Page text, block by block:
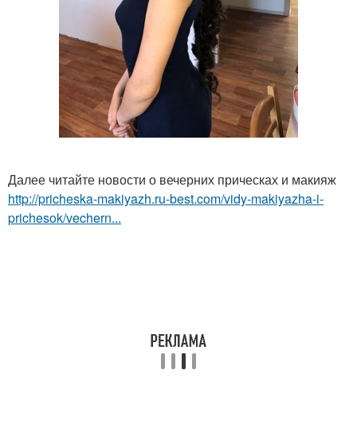
Далее читайте новости о вечерних прическах и макияж
http://pricheska-makiyazh.ru-best.com/vidy-makiyazha-i-
prichesok/vechern...